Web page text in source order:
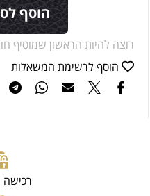
הוסף
רוצה להיות הראשון שמוסיף
הוסף לרשימת המשאלות